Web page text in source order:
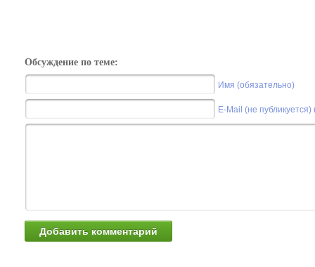
Обсуждение по теме:
Имя (обязательно)
E-Mail (не